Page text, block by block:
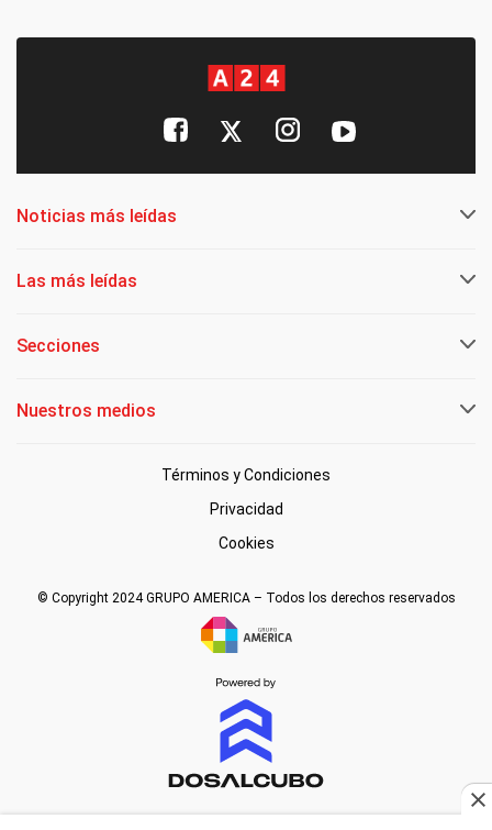
Noticias más leídas
Las más leídas
Secciones
Nuestros medios
Términos y Condiciones
Privacidad
Cookies
© Copyright 2024 GRUPO AMERICA – Todos los derechos reservados